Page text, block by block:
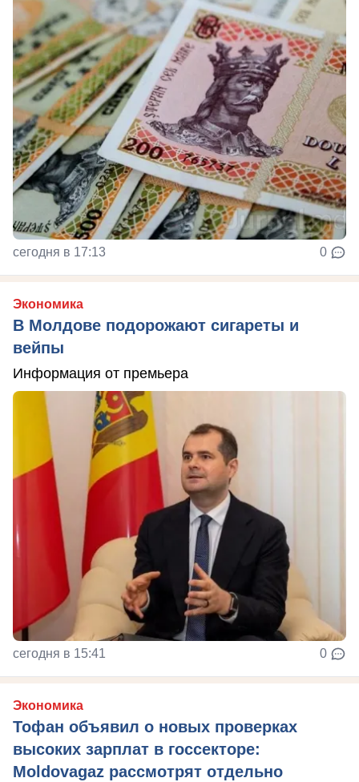
сегодня в 17:13 0
Экономика
В Молдове подорожают сигареты и
вейпы
Информация от премьера
сегодня в 15:41 0
Экономика
Тофан объявил о новых проверках
высоких зарплат в госсекторе:
Moldovagaz рассмотрят отдельно